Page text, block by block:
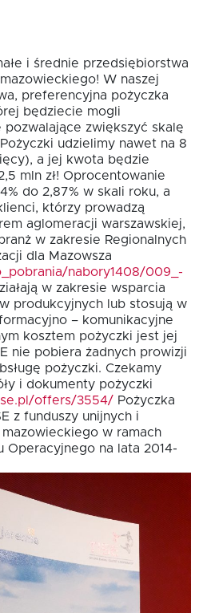
i średnie przedsiębiorstwa
W naszej
preferencyjna pożyczka
będziecie mogli
zwiększyć skalę
udzielimy nawet na 8
a jej kwota będzie
mln zł! Oprocentowanie
do 2,87% w skali roku, a
którzy prowadzą
aglomeracji warszawskiej,
w zakresie Regionalnych
dla Mazowsza
nabory1408/009_-
w zakresie wsparcia
produkcyjnych lub stosują w
– komunikacyjne
kosztem pożyczki jest jej
nie pobiera żadnych prowizji
pożyczki. Czekamy
i dokumenty pożyczki
offers/3554/ Pożyczka
z funduszy unijnych i
w ramach
Operacyjnego na lata 2014-